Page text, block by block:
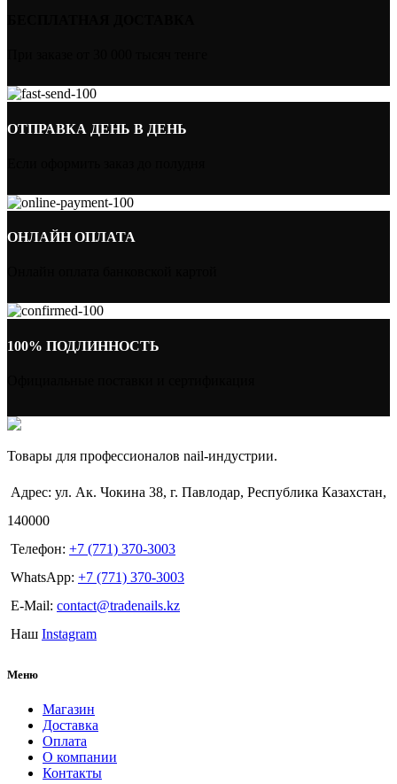
ОТПРАВКА ДЕНЬ В ДЕНЬ
ОНЛАЙН ОПЛАТА
100% ПОДЛИННОСТЬ
Товары для профессионалов nail-индустрии.
Адрес: ул. Ак. Чокина 38, г. Павлодар, Республика Казахстан,
140000
Телефон: +7 (771) 370-3003
WhatsApp: +7 (771) 370-3003
E-Mail: contact@tradenails.kz
Наш Instagram
Меню
Магазин
Доставка
Оплата
О компании
Контакты